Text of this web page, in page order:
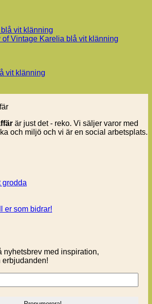
vit klänning
är just det - reko. Vi säljer varor med
och miljö och vi är en social arbetsplats.
grodda
Det
er som bidrar!
till
nyhetsbrev med inspiration,
erbjudanden!